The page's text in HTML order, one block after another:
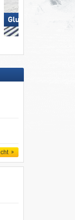
Glungezer – Tulfes